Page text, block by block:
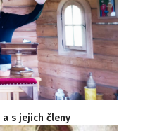
s jejich členy